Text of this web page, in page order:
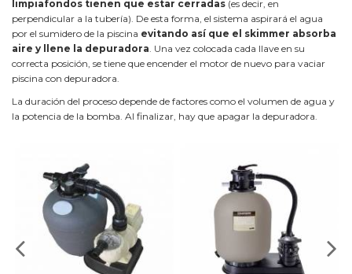
limpiafondos tienen que estar cerradas (es decir, en
perpendicular a la tubería). De esta forma, el sistema aspirará el agua
por el sumidero de la piscina evitando así que el skimmer absorba
aire y llene la depuradora. Una vez colocada cada llave en su
correcta posición, se tiene que encender el motor de nuevo para vaciar
piscina con depuradora.
La duración del proceso depende de factores como el volumen de agua y
la potencia de la bomba. Al finalizar, hay que apagar la depuradora.